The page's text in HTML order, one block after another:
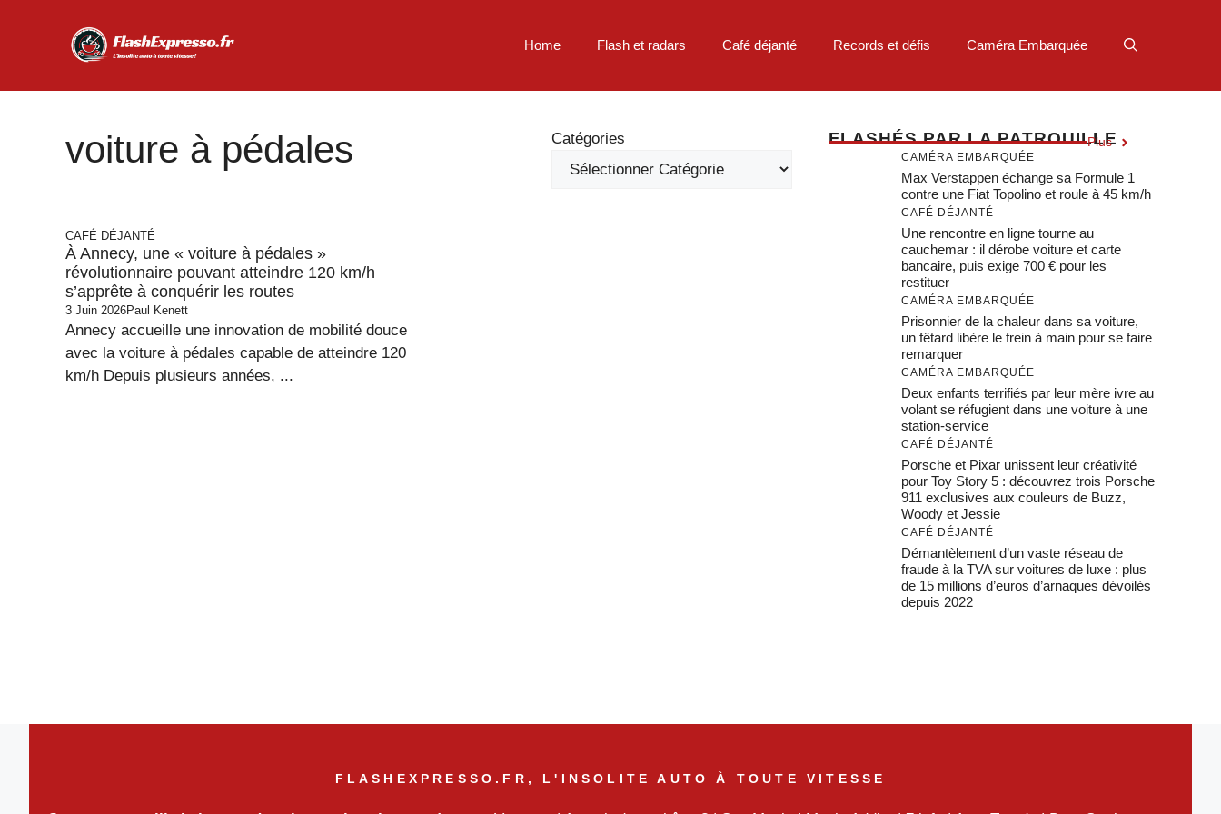
Home Flash et radars Café déjanté Records et défis Caméra Embarquée
voiture à pédales Catégories
CAFÉ DÉJANTÉ
À Annecy, une « voiture à pédales »
révolutionnaire pouvant atteindre 120 km/h
s’apprête à conquérir les routes
3 Juin 2026Paul Kenett
Annecy accueille une innovation de mobilité douce
avec la voiture à pédales capable de atteindre 120
km/h Depuis plusieurs années, ...
FLASHÉS PAR LA PATROUILLE
Plus
CAMÉRA EMBARQUÉE
Max Verstappen échange sa Formule 1
contre une Fiat Topolino et roule à 45 km/h
CAFÉ DÉJANTÉ
Une rencontre en ligne tourne au
cauchemar : il dérobe voiture et carte
bancaire, puis exige 700 € pour les
restituer
CAMÉRA EMBARQUÉE
Prisonnier de la chaleur dans sa voiture,
un fêtard libère le frein à main pour se faire
remarquer
CAMÉRA EMBARQUÉE
Deux enfants terrifiés par leur mère ivre au
volant se réfugient dans une voiture à une
station-service
CAFÉ DÉJANTÉ
Porsche et Pixar unissent leur créativité
pour Toy Story 5 : découvrez trois Porsche
911 exclusives aux couleurs de Buzz,
Woody et Jessie
CAFÉ DÉJANTÉ
Démantèlement d’un vaste réseau de
fraude à la TVA sur voitures de luxe : plus
de 15 millions d’euros d’arnaques dévoilés
depuis 2022
FLASHEXPRESSO.FR, L'INSOLITE AUTO À TOUTE VITESSE